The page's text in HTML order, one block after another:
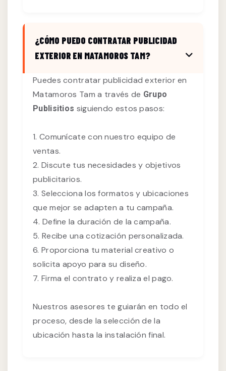
¿CÓMO PUEDO CONTRATAR PUBLICIDAD
EXTERIOR EN MATAMOROS TAM?
Puedes contratar publicidad exterior en
Matamoros Tam a través de Grupo
Publisitios siguiendo estos pasos:
1. Comunícate con nuestro equipo de
ventas.
2. Discute tus necesidades y objetivos
publicitarios.
3. Selecciona los formatos y ubicaciones
que mejor se adapten a tu campaña.
4. Define la duración de la campaña.
5. Recibe una cotización personalizada.
6. Proporciona tu material creativo o
solicita apoyo para su diseño.
7. Firma el contrato y realiza el pago.
Nuestros asesores te guiarán en todo el
proceso, desde la selección de la
ubicación hasta la instalación final.